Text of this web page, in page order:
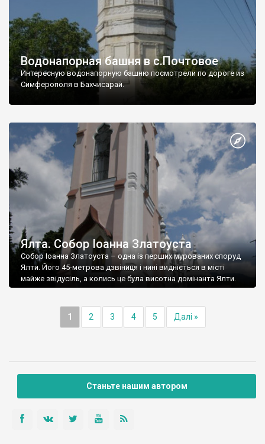
Водонапорная башня в с.Почтовое
Интересную водонапорную башню посмотрели по дороге из
Симферополя в Бахчисарай.
Ялта. Собор Іоанна Златоуста
Собор Іоанна Златоуста – одна із перших мурованих споруд
Ялти. Його 45-метрова дзвіниця і нині видніється в місті
майже звідусіль, а колись це була висотна домінанта Ялти.
1 2 3 4 5 Далі »
Станьте нашим автором